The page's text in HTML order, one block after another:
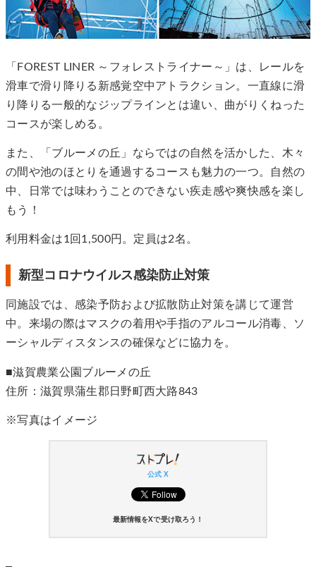
「FOREST LINER ～フォレストライナー～」は、レールを
滑車で滑り降りる新感覚空中アトラクション。一直線に滑
り降りる一般的なジップラインとは違い、曲がりくねった
コースが楽しめる。
また、「ブルーメの丘」ならではの自然を活かした、木々
の間や池のほとりを通過するコースも魅力の一つ。自然の
中、日常では味わうことのできない疾走感や爽快感を楽し
もう！
利用料金は1回1,500円。定員は2名。
新型コロナウイルス感染防⽌対策
同施設では、感染予防および拡散防⽌対策を講じて運営
中。来場の際はマスクの着用や手指のアルコール消毒、ソ
ーシャルディスタンスの確保などに協力を。
■滋賀農業公園ブルーメの丘
住所：滋賀県蒲⽣郡⽇野町⻄⼤路843
※写真はイメージ
公式 X
最新情報をXで受け取ろう！